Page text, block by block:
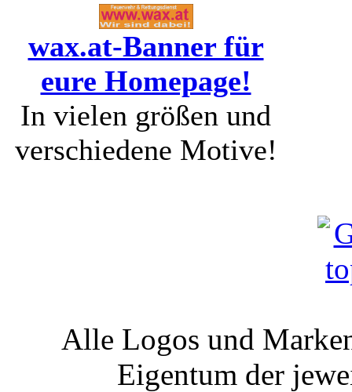
wax.at-Banner für
eure Homepage!
In vielen größen und
verschiedene Motive!
Alle Logos und
Eigentum der